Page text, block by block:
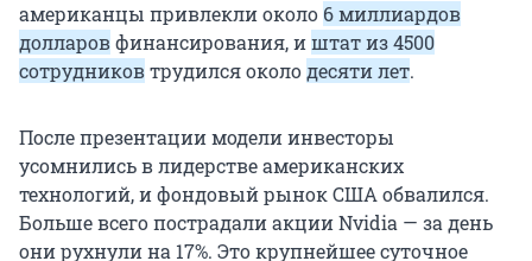
американцы привлекли около 6 миллиардов
долларовфинансирования, иштат из 4500
сотрудниковтрудился околодесяти лет.
После презентации модели инвесторы
усомнились в лидерстве американских
технологий, и фондовый рынок США обвалился.
Больше всего пострадали акции Nvidia — за день
они рухнули на 17%. Это крупнейшее суточное